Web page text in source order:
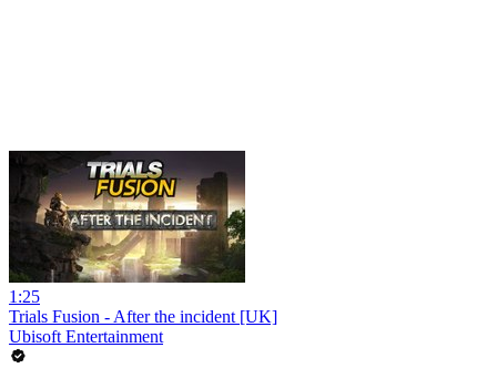
1:25
Trials Fusion - After the incident [UK]
Ubisoft Entertainment